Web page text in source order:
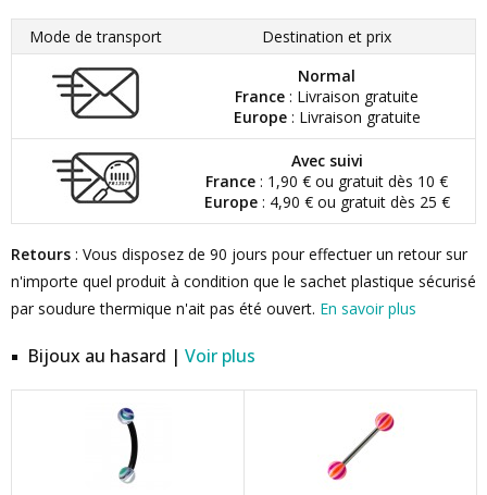
Mode de transport
Destination et prix
Normal
France : Livraison gratuite
Europe: Livraison gratuite
Avec suivi
France : 1,90 € ou gratuit dès 10 €
Europe: 4,90 € ou gratuit dès 25 €
Retours : Vous disposez de 90 jours pour effectuer un retour sur
n'importe quel produit à condition que le sachet plastique sécurisé
par soudure thermique n'ait pas été ouvert. En savoir plus
Bijoux au hasard | Voir plus